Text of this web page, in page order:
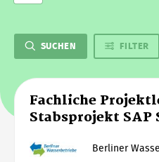
SUCHEN FILTER
Fachliche
Stabsprojekt
Berliner